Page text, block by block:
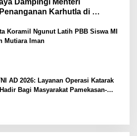
Dampingi Menteri
Karhutla di
Koramil Ngunut Latih PBB Siswa MI
Mutiara Iman
AD 2026: Layanan Operasi Katarak
Bagi Masyarakat Pamekasan-